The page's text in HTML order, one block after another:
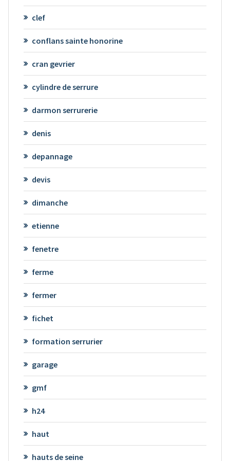
clef
conflans sainte honorine
cran gevrier
cylindre de serrure
darmon serrurerie
denis
depannage
devis
dimanche
etienne
fenetre
ferme
fermer
fichet
formation serrurier
garage
gmf
h24
haut
hauts de seine